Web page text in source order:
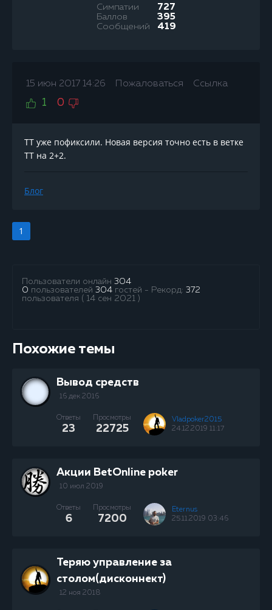
Симпатии 727
Баллов 395
Сообщений 419
15 июн 2017 14:26 Пожаловаться Ссылка
1 0
TT уже пофиксили. Новая версия точно есть в ветке
ТТ на 2+2.
Блог
1
Пользователи онлайн 304
0 пользователей 304 гостей - Рекорд: 372
пользователя ( 14 сен 2021 )
Похожие темы
Вывод средств
16 дек 2016
Ответы
23
Просмотры
22725
Vladpoker2015
24.12.2019 11:17
Акции BetOnline poker
10 июл 2019
Ответы
6
Просмотры
7200
Eternus
25.11.2019 03:46
Теряю управление за
столом(дисконнект)
12 ноя 2018